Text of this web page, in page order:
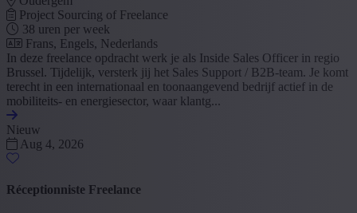
Project Sourcing of Freelance
38 uren per week
Frans, Engels, Nederlands
In deze freelance opdracht werk je als Inside Sales Officer in regio
Brussel. Tijdelijk, versterk jij het Sales Support / B2B-team. Je komt
terecht in een internationaal en toonaangevend bedrijf actief in de
mobiliteits- en energiesector, waar klantg...
Nieuw
Aug 4, 2026
Réceptionniste Freelance